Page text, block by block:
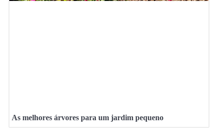
As melhores árvores para um jardim pequeno